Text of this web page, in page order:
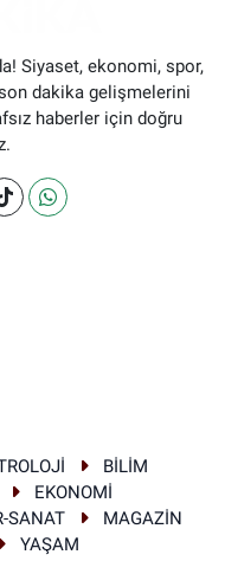
Siyaset, ekonomi, spor,
dakika gelişmelerini
haberler için doğru
BİLİM
EKONOMİ
SANAT
MAGAZİN
YAŞAM